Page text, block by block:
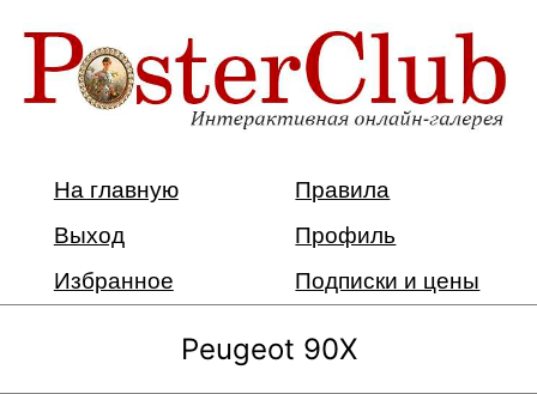
На главную
Правила
Выход
Профиль
Избранное
Подписки и цены
Peugeot 90X